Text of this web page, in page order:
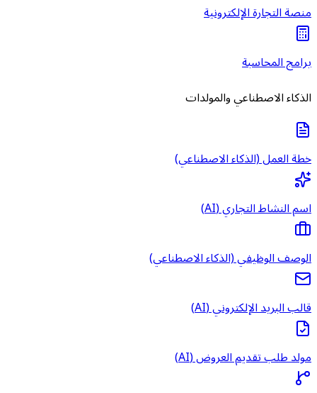
منصة التجارة الإلكترونية
برامج المحاسبة
الذكاء الاصطناعي والمولدات
خطة العمل (الذكاء الاصطناعي)
اسم النشاط التجاري (AI)
الوصف الوظيفي (الذكاء الاصطناعي)
قالب البريد الإلكتروني (AI)
مولد طلب تقديم العروض (AI)